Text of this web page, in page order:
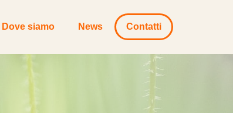
Dove siamo News Contatti